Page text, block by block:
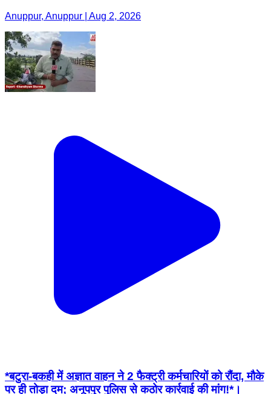
Anuppur, Anuppur | Aug 2, 2026
*बटुरा-बकही में अज्ञात वाहन ने 2 फैक्ट्री कर्मचारियों को रौंदा, मौके
पर ही तोड़ा दम; अनूपपुर पुलिस से कठोर कार्रवाई की मांग!*।